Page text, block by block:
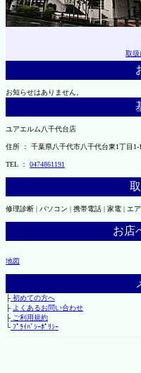
取扱
お知らせはありません。
ユアエルム八千代台店
住所 ： 千葉県八千代市八千代台東1丁目
TEL ： 0474861191
修理診断 | パソコン | 携帯電話 | 家電 | エ
お店
地図
├初めての方へ
├ よくあるお問い合わせ
├ご利用規約
└ﾌﾟﾗｲﾊﾞｼｰﾎﾟﾘｼｰ